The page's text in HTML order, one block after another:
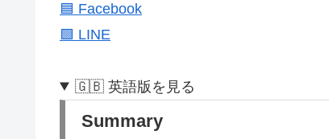
🟦 Facebook
🟩 LINE
🇬🇧 英語版を見る
Summary